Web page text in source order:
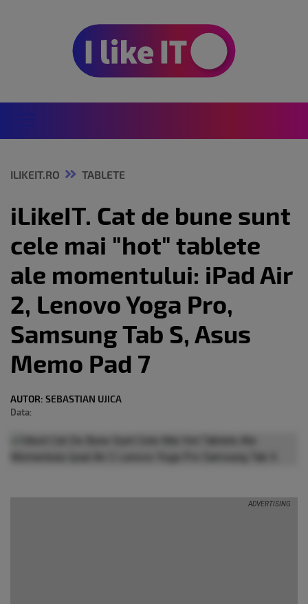
ILIKEIT.RO TABLETE
iLikeIT. Cat de bune sunt
cele mai "hot" tablete
ale momentului: iPad Air
2, Lenovo Yoga Pro,
Samsung Tab S, Asus
Memo Pad 7
AUTOR: SEBASTIAN UJICA
Data: